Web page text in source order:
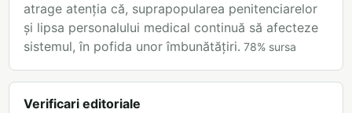
atrage atenția că, suprapopularea penitenciarelor
și lipsa personalului medical continuă să afecteze
sistemul, în pofida unor îmbunătățiri. 78% sursa
Verificari editoriale